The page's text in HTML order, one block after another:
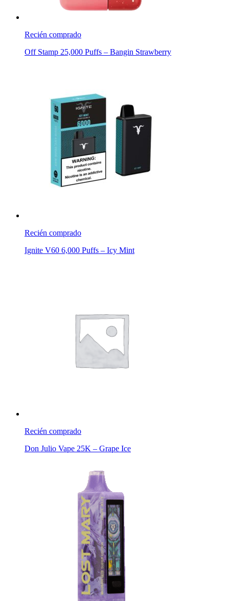
Recién comprado
Off Stamp 25,000 Puffs – Bangin Strawberry
Recién comprado
Ignite V60 6,000 Puffs – Icy Mint
Recién comprado
Don Julio Vape 25K – Grape Ice